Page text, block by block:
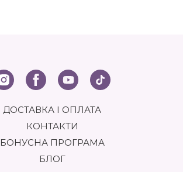
ДОСТАВКА І ОПЛАТА
КОНТАКТИ
БОНУСНА ПРОГРАМА
БЛОГ